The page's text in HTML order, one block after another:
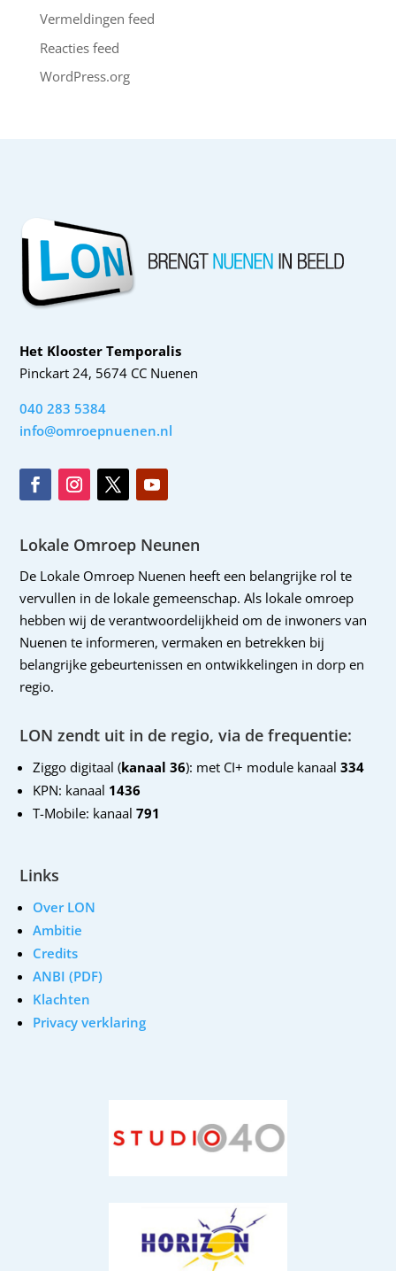
Vermeldingen feed
Reacties feed
WordPress.org
Het Klooster Temporalis
Pinckart 24, 5674 CC Nuenen
040 283 5384
info@omroepnuenen.nl
Lokale Omroep Neunen
De Lokale Omroep Nuenen heeft een belangrijke rol te
vervullen in de lokale gemeenschap. Als lokale omroep
hebben wij de verantwoordelijkheid om de inwoners van
Nuenen te informeren, vermaken en betrekken bij
belangrijke gebeurtenissen en ontwikkelingen in dorp en
regio.
LON zendt uit in de regio, via de frequentie:
Ziggo digitaal (kanaal 36): met CI+ module kanaal 334
KPN: kanaal 1436
T-Mobile: kanaal791
Links
Over LON
Ambitie
Credits
ANBI (PDF)
Klachten
Privacy verklaring